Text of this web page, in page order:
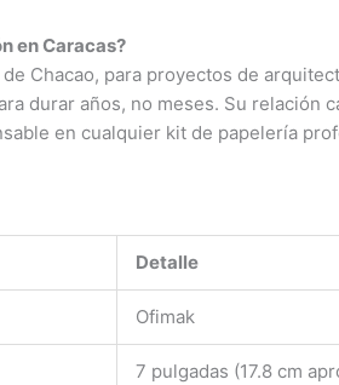
en Caracas?
Chacao, para proyectos de
durar años, no meses. Su
en cualquier kit de papelería
Detalle
Ofimak
7 pulgadas (17.8 cm